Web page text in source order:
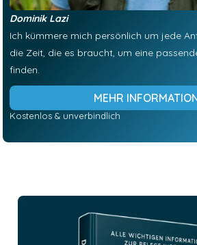
Dominik Lazi
Ich kümmere mich persönlich um jede
die Zeit, die es braucht, um eine
finden.
MEHR
Kostenlos & unverbindlich